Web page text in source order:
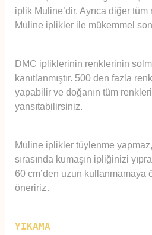
iplik Muline’dir. Ayrıca diğer tüm
Muline iplikler ile mükemmel
DMC ipliklerinin renklerinin
kanıtlanmıştır. 500 den fazla
yapabilir ve doğanın tüm
yansıtabilirsiniz.
Muline iplikler tüylenme
sırasında kumaşın ipliğinizi
60 cm’den uzun kullanmamaya
öneririz .
YIKAMA